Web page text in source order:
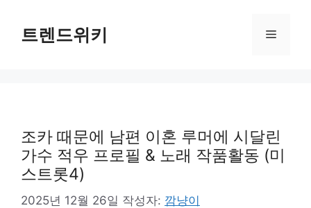
트렌드위키 메
조카 때문에 남편 이혼 루머에 시달린
가수 적우 프로필 & 노래 작품활동 (미
스트롯4)
2025년 12월 26일 작성자: 깜냥이